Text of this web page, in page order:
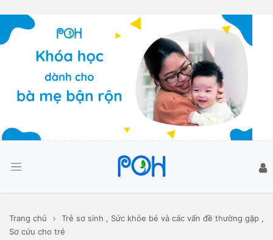
Trang chủ Trẻ sơ sinh , Sức khỏe bé và các vấn đề thường gặp ,
Sơ cứu cho trẻ